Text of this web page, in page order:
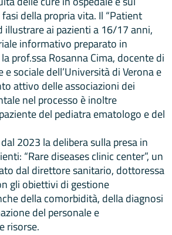
della propria vita. Il “Patient
illustrare ai pazienti a 16/17 anni,
informativo preparato in
prof.ssa Rosanna Cima, docente di
e sociale dell’Università di Verona e
attivo delle associazioni dei
nel processo è inoltre
del pediatra ematologo e del
2023 la delibera sulla presa in
“Rare diseases clinic center”, un
dal direttore sanitario, dottoressa
gli obiettivi di gestione
della comorbidità, della diagnosi
del personale e
risorse.